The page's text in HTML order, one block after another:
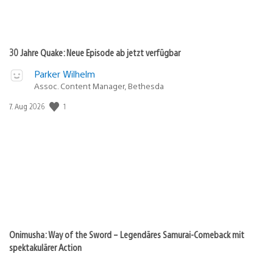
30 Jahre Quake: Neue Episode ab jetzt verfügbar
Parker Wilhelm
Assoc. Content Manager, Bethesda
Veröffentlichungsdatum:
7. Aug 2026 1
Onimusha: Way of the Sword – Legendäres Samurai-Comeback mit
spektakulärer Action